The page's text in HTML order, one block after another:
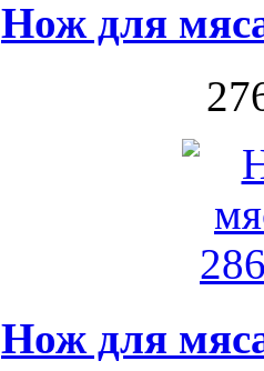
Нож для
Нож для